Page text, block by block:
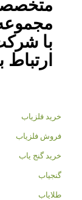
با
ارتباط
خرید فلزیاب
فروش فلزیاب
خرید گنج یاب
گنجیاب
طلایاب